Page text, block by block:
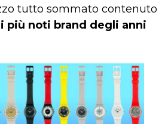
tutto sommato contenuto
più noti brand degli anni